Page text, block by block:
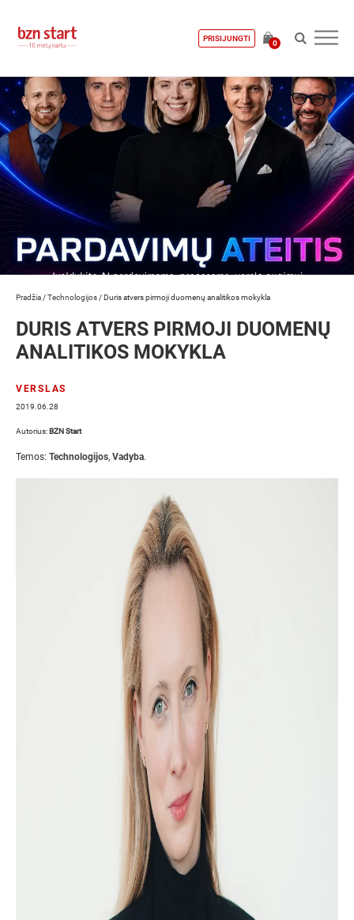
PRISIJUNGTI
0
Pradžia /Technologijos /Duris atvers pirmoji duomenų analitikos mokykla
DURIS ATVERS PIRMOJI DUOMENŲ
ANALITIKOS MOKYKLA
VERSLAS
2019.06.28
Autorius: BZN Start
Temos: Technologijos, Vadyba.